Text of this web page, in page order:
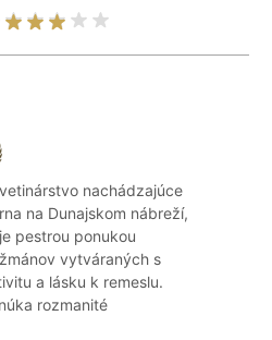
nachádzajúce
na Dunajskom nábreží,
pestrou ponukou
vytváraných s
a lásku k remeslu.
rozmanité